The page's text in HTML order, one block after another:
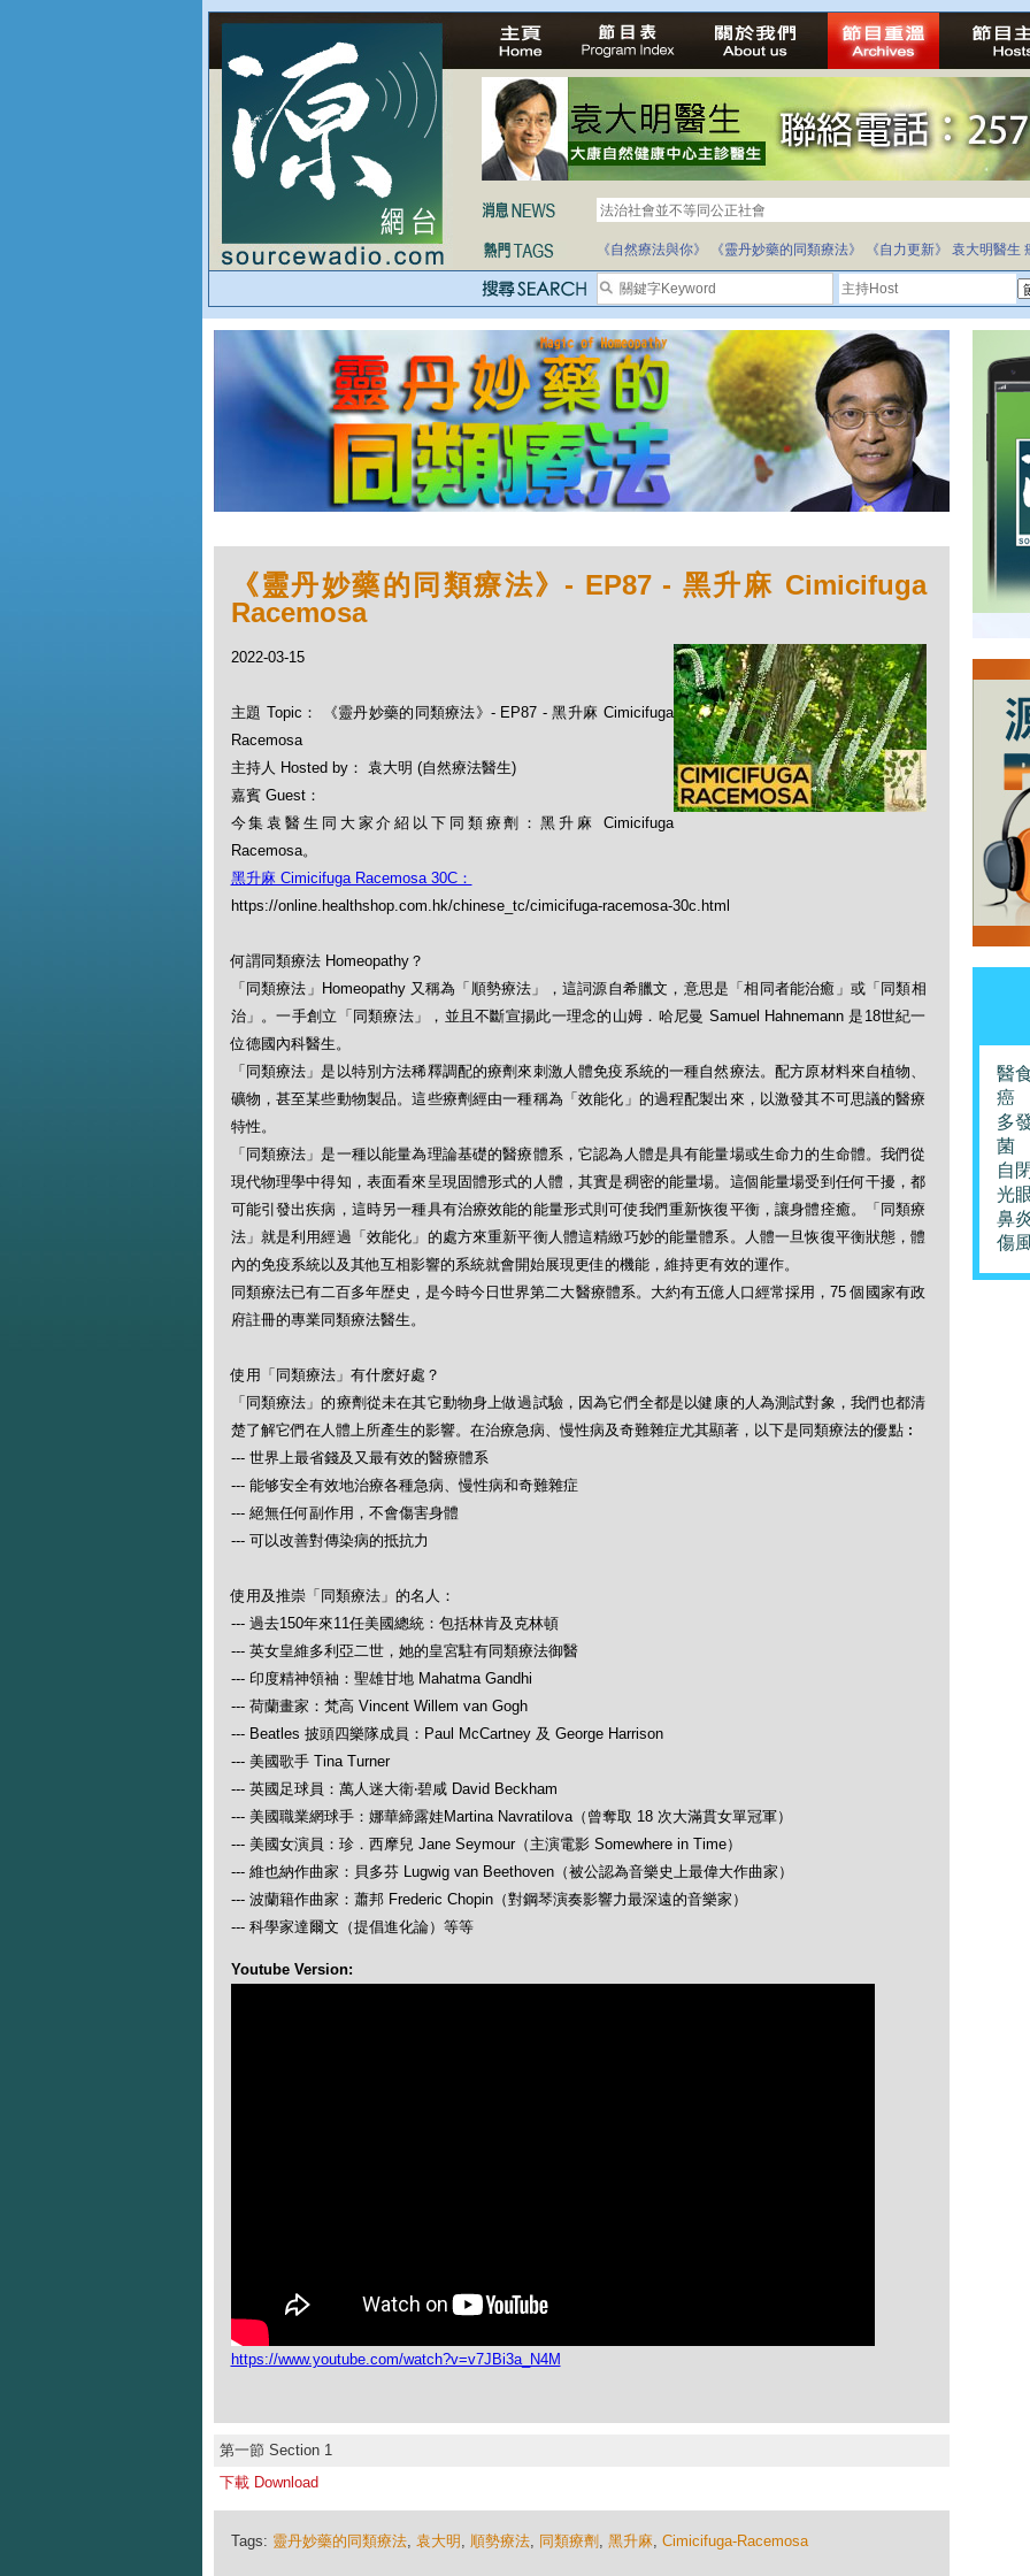
法治社會並不等同公正社會
自家教育合法化-推動多元化教育，全民學卷制
《自然療法與你》
《靈丹妙藥的同類療法》 《自力更新》 袁大明醫生
《靈丹妙藥的同類療法》- EP87 - 黑升麻 Cimicifuga
Racemosa
2022-03-15
主題 Topic： 《靈丹妙藥的同類療法》- EP87 - 黑升麻 Cimicifuga
Racemosa
主持人 Hosted by： 袁大明 (自然療法醫生)
嘉賓 Guest：
今集袁醫生同大家介紹以下同類療劑：黑升麻 Cimicifuga
Racemosa。
黑升麻 Cimicifuga Racemosa 30C：
https://online.healthshop.com.hk/chinese_tc/cimicifuga-racemosa-30c.html
何謂同類療法 Homeopathy？
「同類療法」Homeopathy 又稱為「順勢療法」，這詞源自希臘文，意思是「相同者能治癒」或「同類相
治」。一手創立「同類療法」，並且不斷宣揚此一理念的山姆．哈尼曼 Samuel Hahnemann 是18世紀一
位德國內科醫生。
「同類療法」是以特別方法稀釋調配的療劑來刺激人體免疫系統的一種自然療法。配方原材料來自植物、
礦物，甚至某些動物製品。這些療劑經由一種稱為「效能化」的過程配製出來，以激發其不可思議的醫療
特性。
「同類療法」是一種以能量為理論基礎的醫療體系，它認為人體是具有能量場或生命力的生命體。我們從
現代物理學中得知，表面看來呈現固體形式的人體，其實是稠密的能量場。這個能量場受到任何干擾，都
可能引發出疾病，這時另一種具有治療效能的能量形式則可使我們重新恢復平衡，讓身體痊癒。「同類療
法」就是利用經過「效能化」的處方來重新平衡人體這精緻巧妙的能量體系。人體一旦恢復平衡狀態，體
內的免疫系統以及其他互相影響的系統就會開始展現更佳的機能，維持更有效的運作。
同類療法已有二百多年歴史，是今時今日世界第二大醫療體系。大約有五億人口經常採用，75 個國家有政
府註冊的專業同類療法醫生。
使用「同類療法」有什麽好處？
「同類療法」的療劑從未在其它動物身上做過試驗，因為它們全都是以健康的人為測試對象，我們也都清
楚了解它們在人體上所產生的影響。在治療急病、慢性病及奇難雜症尤其顯著，以下是同類療法的優點︰
--- 世界上最省錢及又最有效的醫療體系
--- 能够安全有效地治療各種急病、慢性病和奇難雜症
--- 絕無任何副作用，不會傷害身體
--- 可以改善對傳染病的抵抗力
使用及推崇「同類療法」的名人：
--- 過去150年來11任美國總統：包括林肯及克林頓
--- 英女皇維多利亞二世，她的皇宮駐有同類療法御醫
--- 印度精神領袖：聖雄甘地 Mahatma Gandhi
--- 荷蘭畫家：梵高 Vincent Willem van Gogh
--- Beatles 披頭四樂隊成員：Paul McCartney 及 George Harrison
--- 美國歌手 Tina Turner
--- 英國足球員：萬人迷大衛‧碧咸 David Beckham
--- 美國職業網球手：娜華締露娃Martina Navratilova（曾奪取 18 次大滿貫女單冠軍）
--- 美國女演員：珍．西摩兒 Jane Seymour（主演電影 Somewhere in Time）
--- 維也納作曲家：貝多芬 Lugwig van Beethoven（被公認為音樂史上最偉大作曲家）
--- 波蘭籍作曲家：蕭邦 Frederic Chopin（對鋼琴演奏影響力最深遠的音樂家）
--- 科學家達爾文（提倡進化論）等等
Youtube Version:
https://www.youtube.com/watch?v=v7JBi3a_N4M
第一節 Section 1
下載 Download
Tags: 靈丹妙藥的同類療法, 袁大明 , 順勢療法, 同類療劑 , 黑升麻, Cimicifuga-Racemosa
醫
癌
多
菌
自
光
鼻
傷